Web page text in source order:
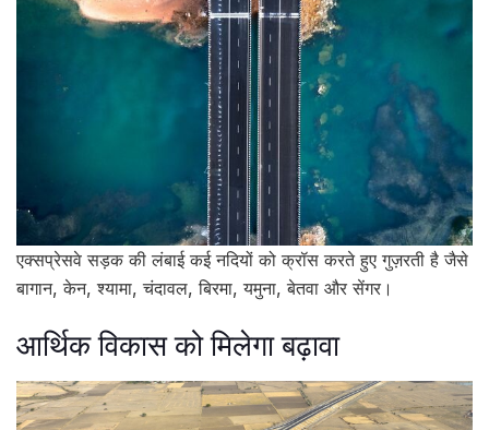
एक्सप्रेसवे सड़क की लंबाई कई नदियों को क्रॉस करते हुए गुज़रती है जैसे
बागान, केन, श्यामा, चंदावल, बिरमा, यमुना, बेतवा और सेंगर।
आर्थिक विकास को मिलेगा बढ़ावा